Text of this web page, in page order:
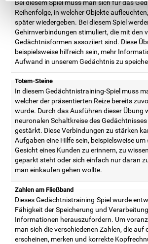
Bei diesem Spiel muss man sich für das
Reihenfolge, in welcher Objekte
später wiedergeben. Bei diesem Spiel
Gehirnverbindungen stimuliert, die mit den
Gedächtnisformen assoziiert sind. Diese
beispielsweise hilfreich sein, mehr
Aufwand in unserem Gedächtnis zu
Totem-Steine
In diesem Gedächtnistraining-Spiel muss
welcher der präsentierten Reize bereits
wurde. Durch das Ausführen dieser Übung
neuronalen Schaltkreise des
gestärkt. Diese Verbindungen zu stärken
Aufgaben eine Hilfe sein, beispielsweise um
Gesicht eines Kunden zu erinnern, zu
geparkt steht oder sich einfach nur daran
man einkaufen gehen wollte.
Zahlen am Fließband
Dieses Gedächtnistraining-Spiel wurde
Fähigkeit der Speicherung und
Informationen herauszufordern. Um
man sich die verschiedenen Zahlen, die auf
erscheinen, merken und korrekte